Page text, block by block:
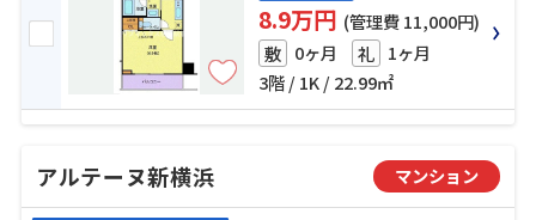
8.9万円 (管理費 11,000円)
敷 0ヶ月 礼 1ヶ月
3階 / 1K / 22.99㎡
アルテーヌ新横浜 マンション